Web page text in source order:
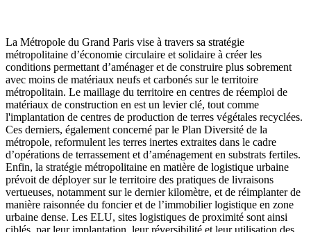
La Métropole du Grand Paris vise à travers sa stratégie
métropolitaine d’économie circulaire et solidaire à créer les
conditions permettant d’aménager et de construire plus sobrement
avec moins de matériaux neufs et carbonés sur le territoire
métropolitain. Le maillage du territoire en centres de réemploi de
matériaux de construction en est un levier clé, tout comme
l'implantation de centres de production de terres végétales recyclées.
Ces derniers, également concerné par le Plan Diversité de la
métropole, reformulent les terres inertes extraites dans le cadre
d’opérations de terrassement et d’aménagement en substrats fertiles.
Enfin, la stratégie métropolitaine en matière de logistique urbaine
prévoit de déployer sur le territoire des pratiques de livraisons
vertueuses, notamment sur le dernier kilomètre, et de réimplanter de
manière raisonnée du foncier et de l’immobilier logistique en zone
urbaine dense. Les ELU, sites logistiques de proximité sont ainsi
ciblés, par leur implantation, leur réversibilité et leur utilisation des